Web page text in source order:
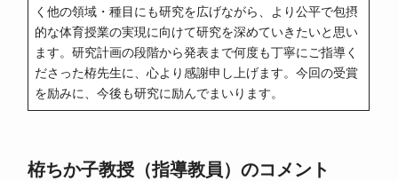
く他の領域・種目にも研究を広げながら、より公平で包摂
的な体育授業の実現に向けて研究を深めていきたいと思い
ます。研究計画の段階から発表まで何度も丁寧にご指導く
ださった栫先生に、心より感謝申し上げます。今回の受賞
を励みに、今後も研究に励んでまいります。
栫ちか子教授（指導教員）のコメント